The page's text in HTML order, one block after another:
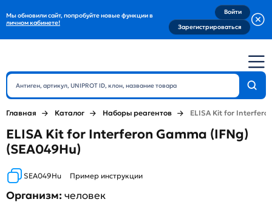
Мы обновили сайт, попробуйте новые функции в
личном кабинете!
Войти
Зарегистрироваться
Главная Каталог Наборы реагентов ELISA Kit for
ELISA Kit for Interferon Gamma (IFNg)
(SEA049Hu)
SEA049Hu Пример инструкции
Организм:человек